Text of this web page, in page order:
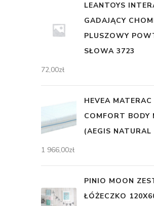
LEANTOYS
GADAJĄCY
PLUSZOWY
SŁOWA 3723
72,00zł
HEVEA
COMFORT BODY
(AEGIS NATURAL
1 966,00zł
PINIO MOON
ŁÓŻECZKO